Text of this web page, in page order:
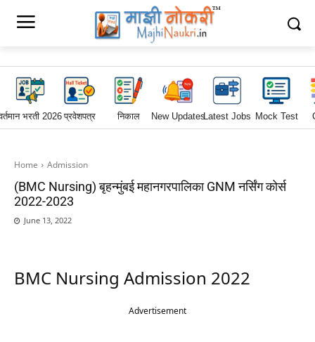
भरती 2026प्रवेशपत्र निकाल New UpdatesLatest Jobs Mock Test
Home Admission
(BMC Nursing) बृहन्मुंबई महानगरपालिका GNM नर्सिंग कोर्स
2022-2023
June 13, 2022
BMC Nursing Admission 2022
Advertisement